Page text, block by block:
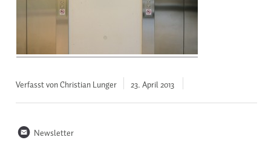
Verfasst von Christian Lunger 23. April2013
n Newsletter